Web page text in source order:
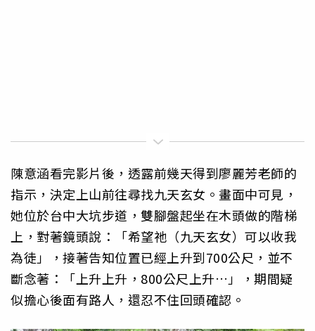
陳意涵看完影片後，透露前幾天得到廖麗芳老師的
指示，決定上山前往尋找九天玄女。畫面中可見，
她位於台中大坑步道，雙腳盤起坐在木頭做的階梯
上，對著鏡頭說：「希望祂（九天玄女）可以收我
為徒」，接著告知位置已經上升到700公尺，並不
斷念著：「上升上升，800公尺上升…」，期間疑
似擔心後面有路人，還忍不住回頭確認。